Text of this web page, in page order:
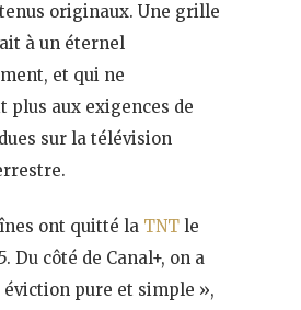
originaux. Une grille
à un éternel
et qui ne
plus aux exigences de
sur la télévision
ont quitté la TNT le
Du côté de Canal+, on a
éviction pure et simple »,